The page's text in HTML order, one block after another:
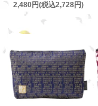
2,480円(税込2,728円)